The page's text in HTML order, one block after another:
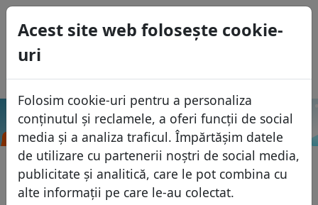
Acest site web foloseşte cookie-
uri
Folosim cookie-uri pentru a personaliza
conținutul și reclamele, a oferi funcții de social
media și a analiza traficul. Împărtășim datele
de utilizare cu partenerii noștri de social media,
publicitate și analitică, care le pot combina cu
alte informații pe care le-au colectat.
Domenii
Baza domeniilor
Domenii africane
Lista de preţuri
Caută
USD
EUR
GBP
Español
Français
Italiano
Português
Eesti
.football Caută